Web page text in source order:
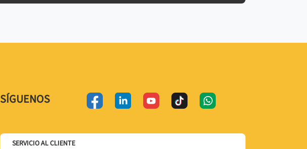
SÍGUENOS
SERVICIO AL CLIENTE